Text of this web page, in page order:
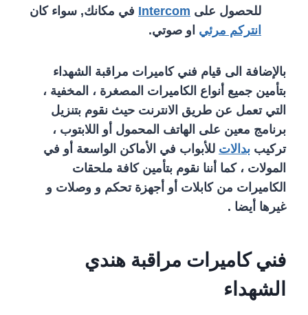
للحصول على Intercom في مكانك, سواء كان
انتركم مرئي او صوتي.
بالإضافة الى قيام فني كاميرات مراقبة الشهداء
بتأمين جميع أنواع الكاميرات المصغرة ، المخفية ،
التي تعمل عن طريق الانترنت حيث نقوم بتنزيل
برنامج معين على الهاتف المحمول أو اللابتوب ،
تركيب بدالات للأبواب في الأماكن الواسعة أو في
المولات ، كما أننا نقوم بتأمين كافة ملحقات
الكاميرات من كابلات أو أجهزة تحكم و وصلات و
غيرها أيضا .
فني كاميرات مراقبة هندي
الشهداء